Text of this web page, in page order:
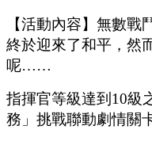
【活動內容】無數
終於迎來了和平，然
呢……
指揮官等級達到 10級
務 」 挑戰聯動劇情關